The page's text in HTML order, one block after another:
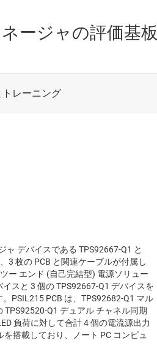
ージャの評価基板
ャ デバイスである TPS92667-Q1 と
3 枚の PCB と関連ケーブルが付属し
ー エンド (自己完結型) 電源ソリュー
スと 3 個の TPS92667-Q1 デバイスを
PSIL215 PCB は、TPS92682-Q1 マル
Q1 デュアル チャネル同期
負荷に対して合計 4 個の電流源出力
搭載しており、ノート PC コンピュ